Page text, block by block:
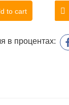
to cart
в процентах: